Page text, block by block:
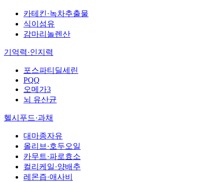
카테킨·녹차추출물
식이섬유
감마리놀렌산
기억력·인지력
포스파티딜세린
PQQ
오메가3
뇌 유산균
헬시푸드·과채
대마종자유
올리브·호두오일
카무트·파로효소
컬리케일·양배추
레몬즙·애사비